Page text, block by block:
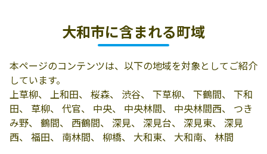
1-13
ロパン
2-4-11
有限会社マルエ
ムプロパン
大和市上草柳533 046-261-3866
有限会社シンコ
ー液化ガス
大和市中央林間
1-6-2
046-274-0635
大和市に含まれる町域
本ページのコンテンツは、以下の地域を対象としてご紹介
しています。
上草柳、 上和田、 桜森、 渋谷、 下草柳、 下鶴間、 下和
田、 草柳、 代官、 中央、 中央林間、 中央林間西、 つき
み野、 鶴間、 西鶴間、 深見、 深見台、 深見東、 深見
西、 福田、 南林間、 柳橋、 大和東、 大和南、 林間